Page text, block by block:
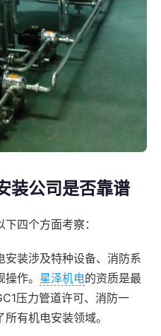
装公司是否靠谱
四个方面考察：
安装涉及特种设备、消防系
作。 星泽机电的资质是最
压力管道许可、消防一
有机电安装领域。